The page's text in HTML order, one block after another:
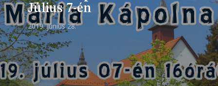
Július 7-én
2019. június 28.